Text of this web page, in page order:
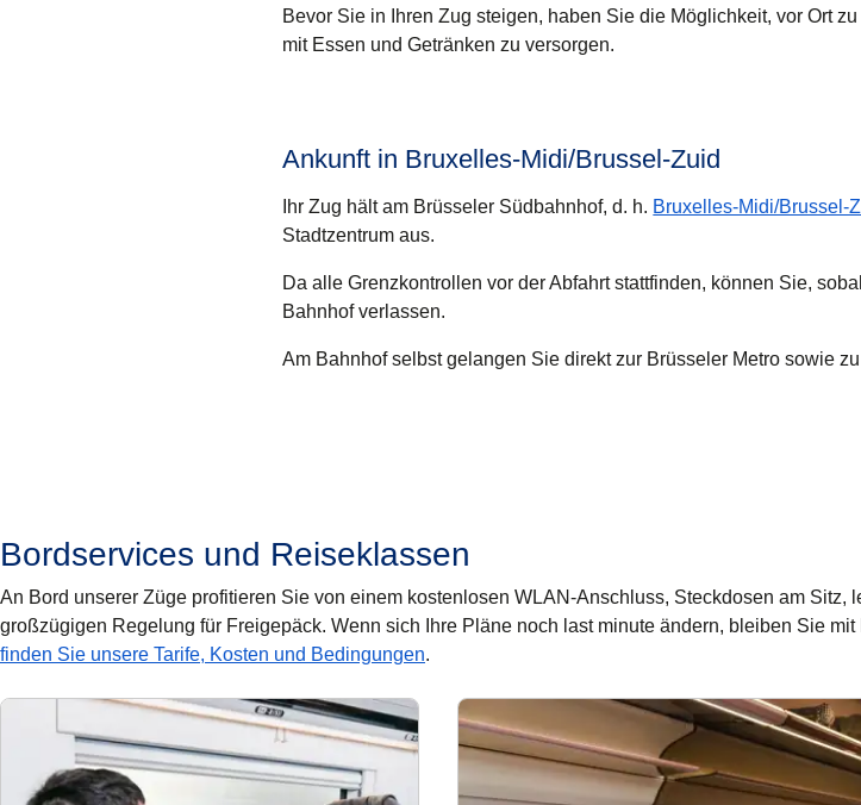
Bevor Sie in Ihren Zug steigen, haben Sie die Möglichkeit, vor Ort
mit Essen und Getränken zu versorgen.
Ankunft in Bruxelles-Midi/Brussel-Zuid
Ihr Zug hält am Brüsseler Südbahnhof, d. h. Bruxelles-Midi/Brussel-
Stadtzentrum aus.
Da alle Grenzkontrollen vor der Abfahrt stattfinden, können Sie,
Bahnhof verlassen.
Am Bahnhof selbst gelangen Sie direkt zur Brüsseler Metro sowie
Bordservices und Reiseklassen
An Bord unserer Züge profitieren Sie von einem kostenlosen WLAN-Anschluss, Steckdosen am Sitz,
großzügigen Regelung für Freigepäck. Wenn sich Ihre Pläne noch last minute ändern, bleiben Sie mit
finden Sie unsere Tarife, Kosten und Bedingungen.